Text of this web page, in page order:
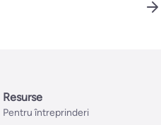
Resurse
Pentru întreprinderi